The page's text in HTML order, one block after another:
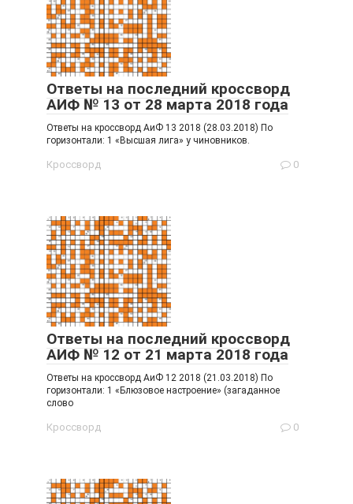
Ответы на последний кроссворд
АИФ № 13 от 28 марта 2018 года
Ответы на кроссворд АиФ 13 2018 (28.03.2018) По
горизонтали: 1 «Высшая лига» у чиновников.
Кроссворд 0
Ответы на последний кроссворд
АИФ № 12 от 21 марта 2018 года
Ответы на кроссворд АиФ 12 2018 (21.03.2018) По
горизонтали: 1 «Блюзовое настроение» (загаданное
слово
Кроссворд 0